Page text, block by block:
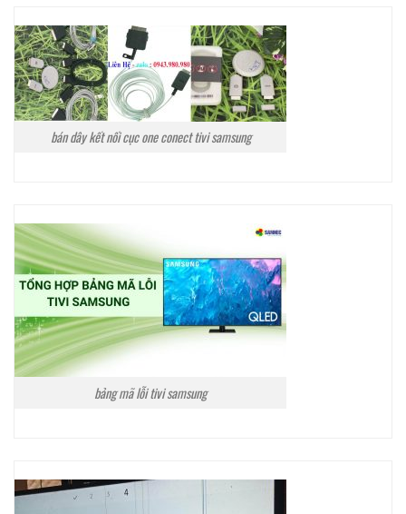
bán dây kết nối cục one conect tivi samsung
bảng mã lỗi tivi samsung